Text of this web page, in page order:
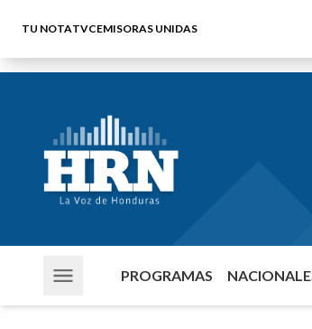
TU NOTATVCEMISORAS UNIDAS
PROGRAMAS